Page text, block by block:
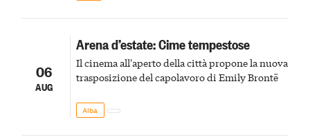
06
AUG
Arena d’estate: Cime tempestose
Il cinema all'aperto della città propone la nuova
trasposizione del capolavoro di Emily Brontë
Alba